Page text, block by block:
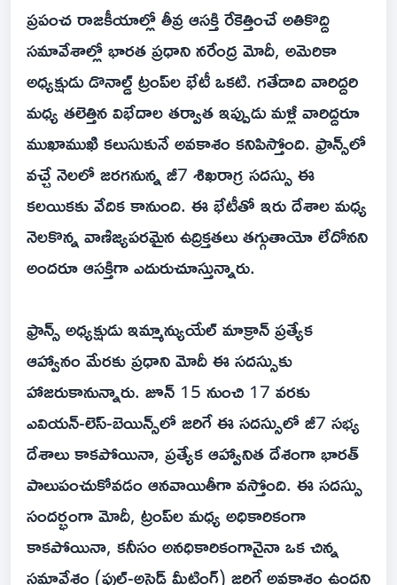
ప్రపంచ రాజకీయాల్లో తీవ్ర ఆసక్తి రేకెత్తించే అతికొద్ది
సమావేశాల్లో భారత ప్రధాని నరేంద్ర మోదీ, అమెరికా
అధ్యక్షుడు డొనాల్డ్ ట్రంప్‌ల భేటీ ఒకటి. గతేడాది వారిద్దరి
మధ్య తలెత్తిన విభేదాల తర్వాత ఇప్పుడు మళ్లీ వారిద్దరూ
ముఖాముఖి కలుసుకునే అవకాశం కనిపిస్తోంది. ఫ్రాన్స్‌లో
వచ్చే నెలలో జరగనున్న జీ7 శిఖరాగ్ర సదస్సు ఈ
కలయికకు వేదిక కానుంది. ఈ భేటీతో ఇరు దేశాల మధ్య
నెలకొన్న వాణిజ్యపరమైన ఉద్రిక్తతలు తగ్గుతాయో లేదోనని
అందరూ ఆసక్తిగా ఎదురుచూస్తున్నారు.
ఫ్రాన్స్ అధ్యక్షుడు ఇమ్మాన్యుయేల్ మాక్రాన్ ప్రత్యేక
ఆహ్వానం మేరకు ప్రధాని మోదీ ఈ సదస్సుకు
హాజరుకానున్నారు. జూన్ 15 నుంచి 17 వరకు
ఎవియన్-లెస్-బెయిన్స్‌లో జరిగే ఈ సదస్సులో జీ7 సభ్య
దేశాలు కాకపోయినా, ప్రత్యేక ఆహ్వానిత దేశంగా భారత్
పాలుపంచుకోవడం ఆనవాయితీగా వస్తోంది. ఈ సదస్సు
సందర్భంగా మోదీ, ట్రంప్‌ల మధ్య అధికారికంగా
కాకపోయినా, కనీసం అనధికారికంగానైనా ఒక చిన్న
సమావేశం (పుల్-అసైడ్ మీటింగ్) జరిగే అవకాశం ఉందని